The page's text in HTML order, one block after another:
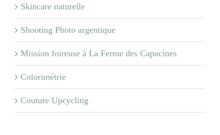
Skincare naturelle
Shooting Photo argentique
Mission foireuse à La Ferme des Capucines
Colorimétrie
Couture Upcycling